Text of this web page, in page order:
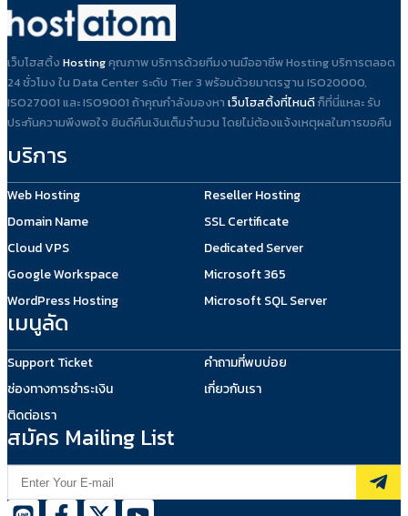
เว็บโฮสติ้ง Hostingคุณภาพ บริการด้วยทีมงานมืออาชีพ Hosting บริการตลอด
24 ชั่วโมง ใน Data Center ระดับ Tier 3 พร้อมด้วยมาตรฐาน ISO20000,
ISO27001 และ ISO9001 ถ้าคุณกำลังมองหา เว็บโฮสติ้งที่ไหนดีก็ที่นี่แหละ รับ
ประกันความพึงพอใจ ยินดีคืนเงินเต็มจำนวน โดยไม่ต้องแจ้งเหตุผลในการขอคืน
บริการ
Web Hosting
Domain Name
Cloud VPS
Google Workspace
WordPress Hosting
Reseller Hosting
SSL Certificate
Dedicated Server
Microsoft 365
Microsoft SQL Server
เมนูลัด
Support Ticket
ช่องทางการชำระเงิน
ติดต่อเรา
คำถามที่พบบ่อย
เกี่ยวกับเรา
สมัคร Mailing List